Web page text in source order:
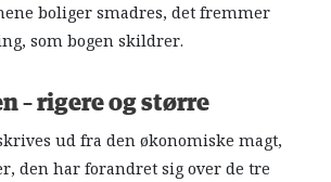
boliger smadres, det fremmer
som bogen skildrer.
– rigere og større
ud fra den økonomiske magt,
den har forandret sig over de tre